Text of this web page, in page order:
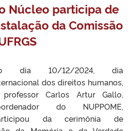
Núcleo participa de
da Comissão
dia 10/12/2024, dia
dos direitos humanos,
Carlos Artur Gallo,
do NUPPOME,
da cerimônia de